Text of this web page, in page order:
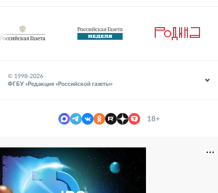
© 1998-2026
ФГБУ «Редакция «Российской газеты»
18+